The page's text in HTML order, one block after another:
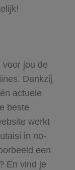
voor jou de
Dankzij
actuele
beste
werkt
in no-
een
En vind je